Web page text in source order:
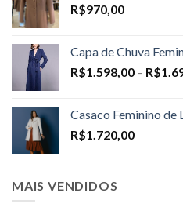
R$970,00
Capa de Chuva
R$1.598,00 – R$
Casaco Feminino de
R$1.720,00
MAIS VENDIDOS